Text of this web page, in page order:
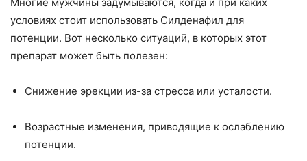
условиях стоит использовать Силденафил для
потенции. Вот несколько ситуаций, в которых этот
препарат может быть полезен:
Снижение эрекции из-за стресса или усталости.
Возрастные изменения, приводящие к ослаблению
потенции.